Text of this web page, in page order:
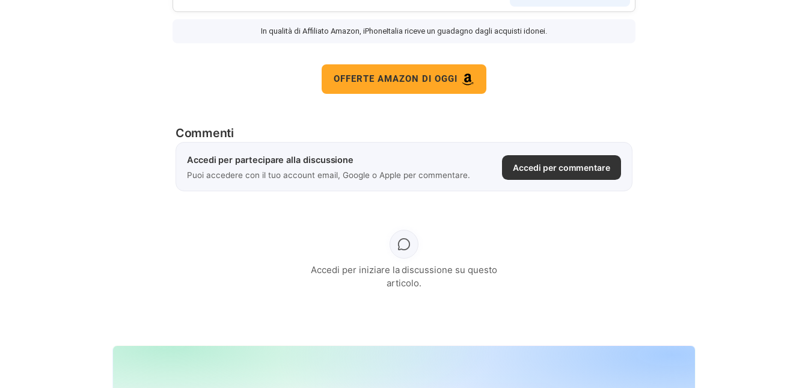
In qualità di Affiliato Amazon, iPhoneItalia riceve un guadagno dagli acquisti idonei.
OFFERTE AMAZON DI OGGI
Commenti
Accedi per partecipare alla discussione
Puoi accedere con il tuo account email, Google o Apple per commentare.
Accedi per commentare
Accedi per iniziare la discussione su questo
articolo.